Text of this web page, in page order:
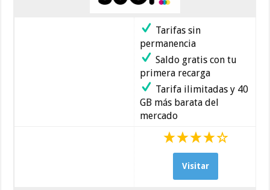
Tarifas sin
permanencia
Saldo gratis con tu
primera recarga
Tarifa ilimitadas y 40
GB más barata del
mercado
Visitar